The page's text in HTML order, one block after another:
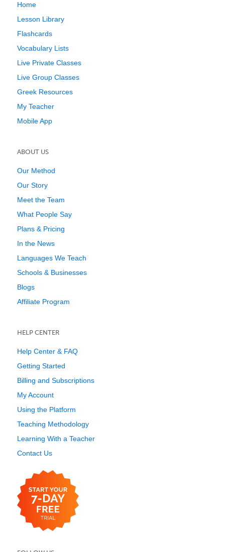
Home
Lesson Library
Flashcards
Vocabulary Lists
Live Private Classes
Live Group Classes
Greek Resources
My Teacher
Mobile App
ABOUT US
Our Method
Our Story
Meet the Team
What People Say
Plans & Pricing
In the News
Languages We Teach
Schools & Businesses
Blogs
Affiliate Program
HELP CENTER
Help Center & FAQ
Getting Started
Billing and Subscriptions
My Account
Using the Platform
Teaching Methodology
Learning With a Teacher
Contact Us